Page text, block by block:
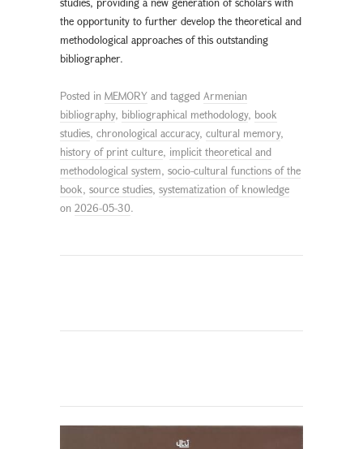
the opportunity to further develop the theoretical and
methodological approaches of this outstanding
bibliographer.
Posted in MEMORY and tagged Armenian
bibliography, bibliographical methodology, book
studies, chronological accuracy, cultural memory,
history of print culture, implicit theoretical and
methodological system, socio-cultural functions of the
book, source studies, systematization of knowledge
on 2026-05-30.